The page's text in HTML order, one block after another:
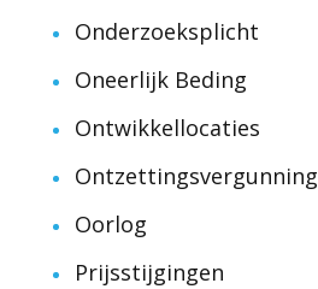
Onderzoeksplicht
Oneerlijk Beding
Ontwikkellocaties
Ontzettingsvergunning
Oorlog
Prijsstijgingen